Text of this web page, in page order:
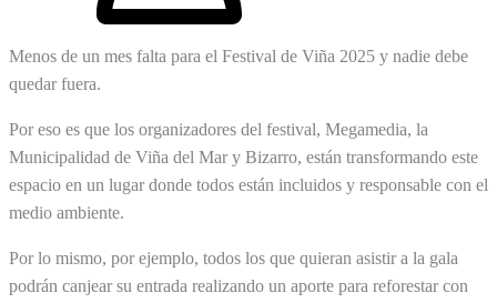
Menos de un mes falta para el Festival de Viña 2025 y nadie debe
quedar fuera.
Por eso es que los organizadores del festival, Megamedia, la
Municipalidad de Viña del Mar y Bizarro, están transformando este
espacio en un lugar donde todos están incluidos y responsable con el
medio ambiente.
Por lo mismo, por ejemplo, todos los que quieran asistir a la gala
podrán canjear su entrada realizando un aporte para reforestar con